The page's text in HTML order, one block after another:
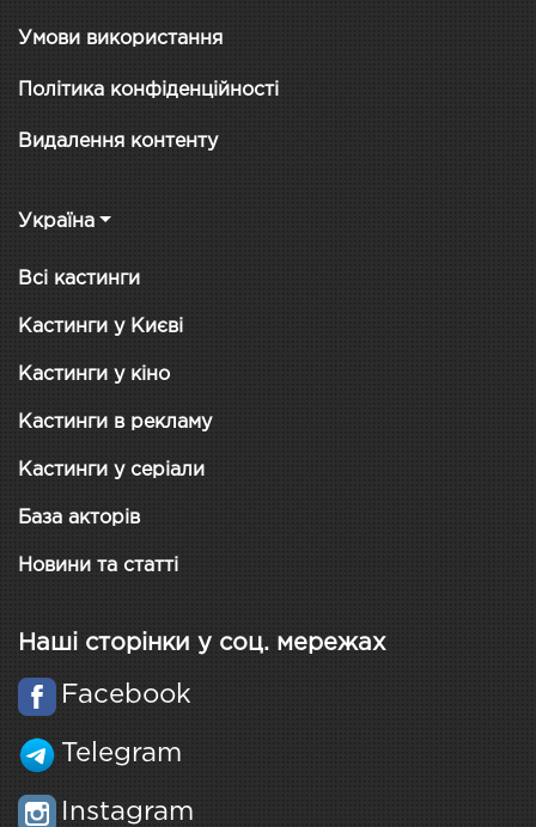
Умови використання
Політика конфіденційності
Видалення контенту
Україна
Всі кастинги
Кастинги у Києві
Кастинги у кіно
Кастинги в рекламу
Кастинги у серіали
База акторів
Новини та статті
Наші сторінки у соц. мережах
Facebook
Telegram
Instagram